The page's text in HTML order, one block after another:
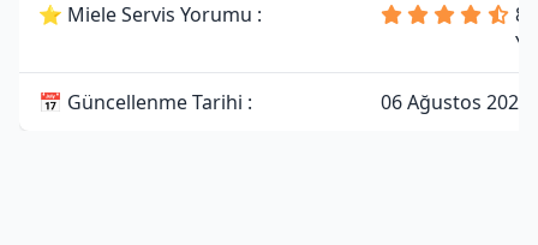
⭐ Miele Servis Yorumu :
81
📅 Güncellenme Tarihi : 06 Ağustos 2026